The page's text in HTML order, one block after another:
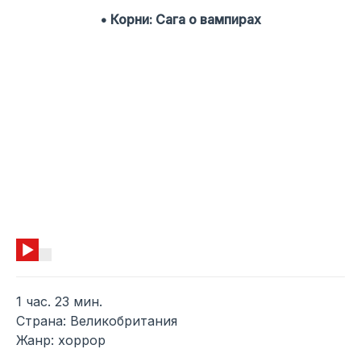
• Корни: Сага о вампирах
1 час. 23 мин.
Страна: Великобритания
Жанр: хоррор